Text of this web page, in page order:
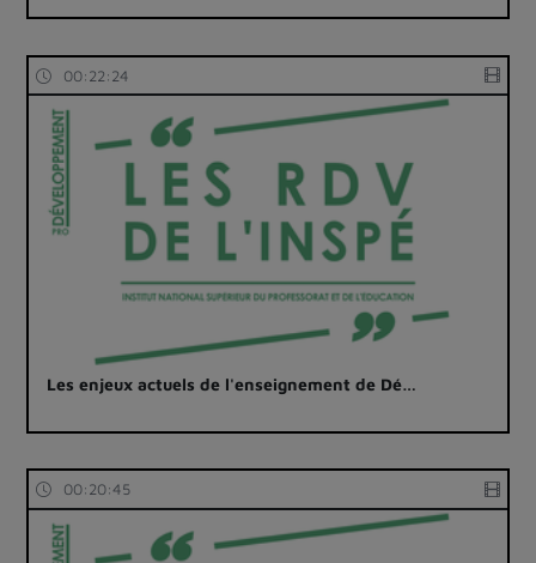
00:22:24
Les enjeux actuels de l'enseignement de Dé…
00:20:45